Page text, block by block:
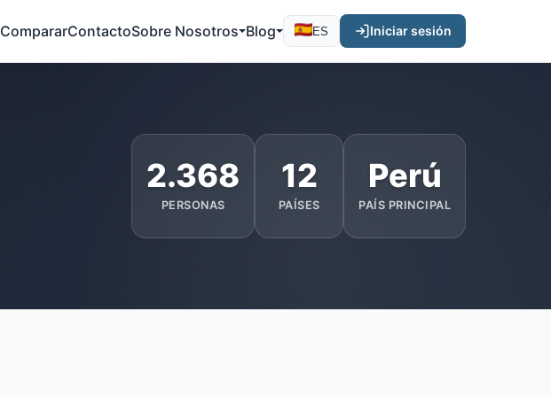
CompararContactoSobre Nosotros Blog ES Iniciar sesión
2.368
PERSONAS
12
PAÍSES
Perú
PAÍS PRINCIPAL